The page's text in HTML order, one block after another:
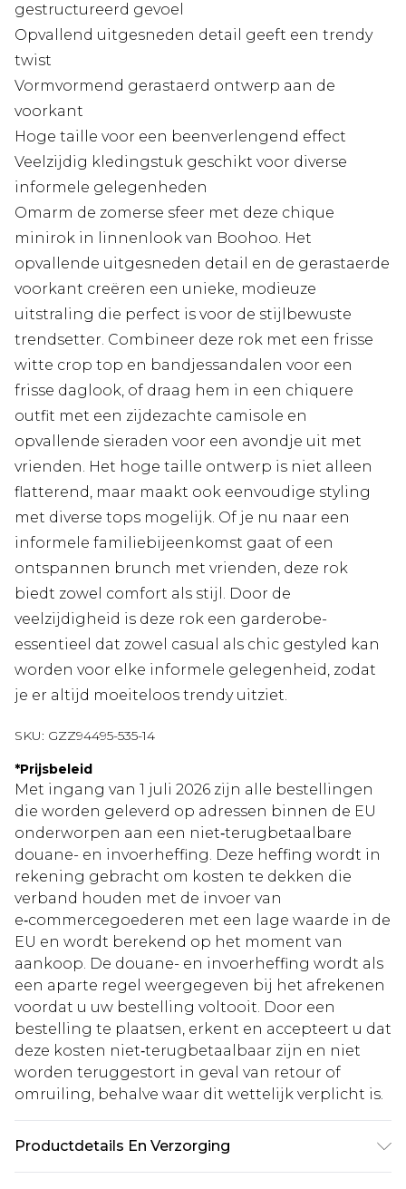
gestructureerd gevoel
Opvallend uitgesneden detail geeft een trendy
twist
Vormvormend gerastaerd ontwerp aan de
voorkant
Hoge taille voor een beenverlengend effect
Veelzijdig kledingstuk geschikt voor diverse
informele gelegenheden
Omarm de zomerse sfeer met deze chique
minirok in linnenlook van Boohoo. Het
opvallende uitgesneden detail en de gerastaerde
voorkant creëren een unieke, modieuze
uitstraling die perfect is voor de stijlbewuste
trendsetter. Combineer deze rok met een frisse
witte crop top en bandjessandalen voor een
frisse daglook, of draag hem in een chiquere
outfit met een zijdezachte camisole en
opvallende sieraden voor een avondje uit met
vrienden. Het hoge taille ontwerp is niet alleen
flatterend, maar maakt ook eenvoudige styling
met diverse tops mogelijk. Of je nu naar een
informele familiebijeenkomst gaat of een
ontspannen brunch met vrienden, deze rok
biedt zowel comfort als stijl. Door de
veelzijdigheid is deze rok een garderobe-
essentieel dat zowel casual als chic gestyled kan
worden voor elke informele gelegenheid, zodat
je er altijd moeiteloos trendy uitziet.
SKU: GZZ94495-535-14
*Prijsbeleid
Met ingang van 1 juli 2026 zijn alle bestellingen
die worden geleverd op adressen binnen de EU
onderworpen aan een niet‑terugbetaalbare
douane- en invoerheffing. Deze heffing wordt in
rekening gebracht om kosten te dekken die
verband houden met de invoer van
e‑commercegoederen met een lage waarde in de
EU en wordt berekend op het moment van
aankoop. De douane- en invoerheffing wordt als
een aparte regel weergegeven bij het afrekenen
voordat u uw bestelling voltooit. Door een
bestelling te plaatsen, erkent en accepteert u dat
deze kosten niet‑terugbetaalbaar zijn en niet
worden teruggestort in geval van retour of
omruiling, behalve waar dit wettelijk verplicht is.
Productdetails En Verzorging